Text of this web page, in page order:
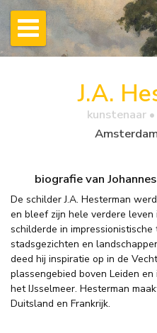
J.A.
kunstenaar
biografie van
De schilder J.A. Hesterman
en bleef zijn hele verdere leven
schilderde in
stadsgezichten en
deed hij inspiratie op in de
plassengebied boven Leiden
het IJsselmeer. Hesterman
Duitsland en Frankrijk.